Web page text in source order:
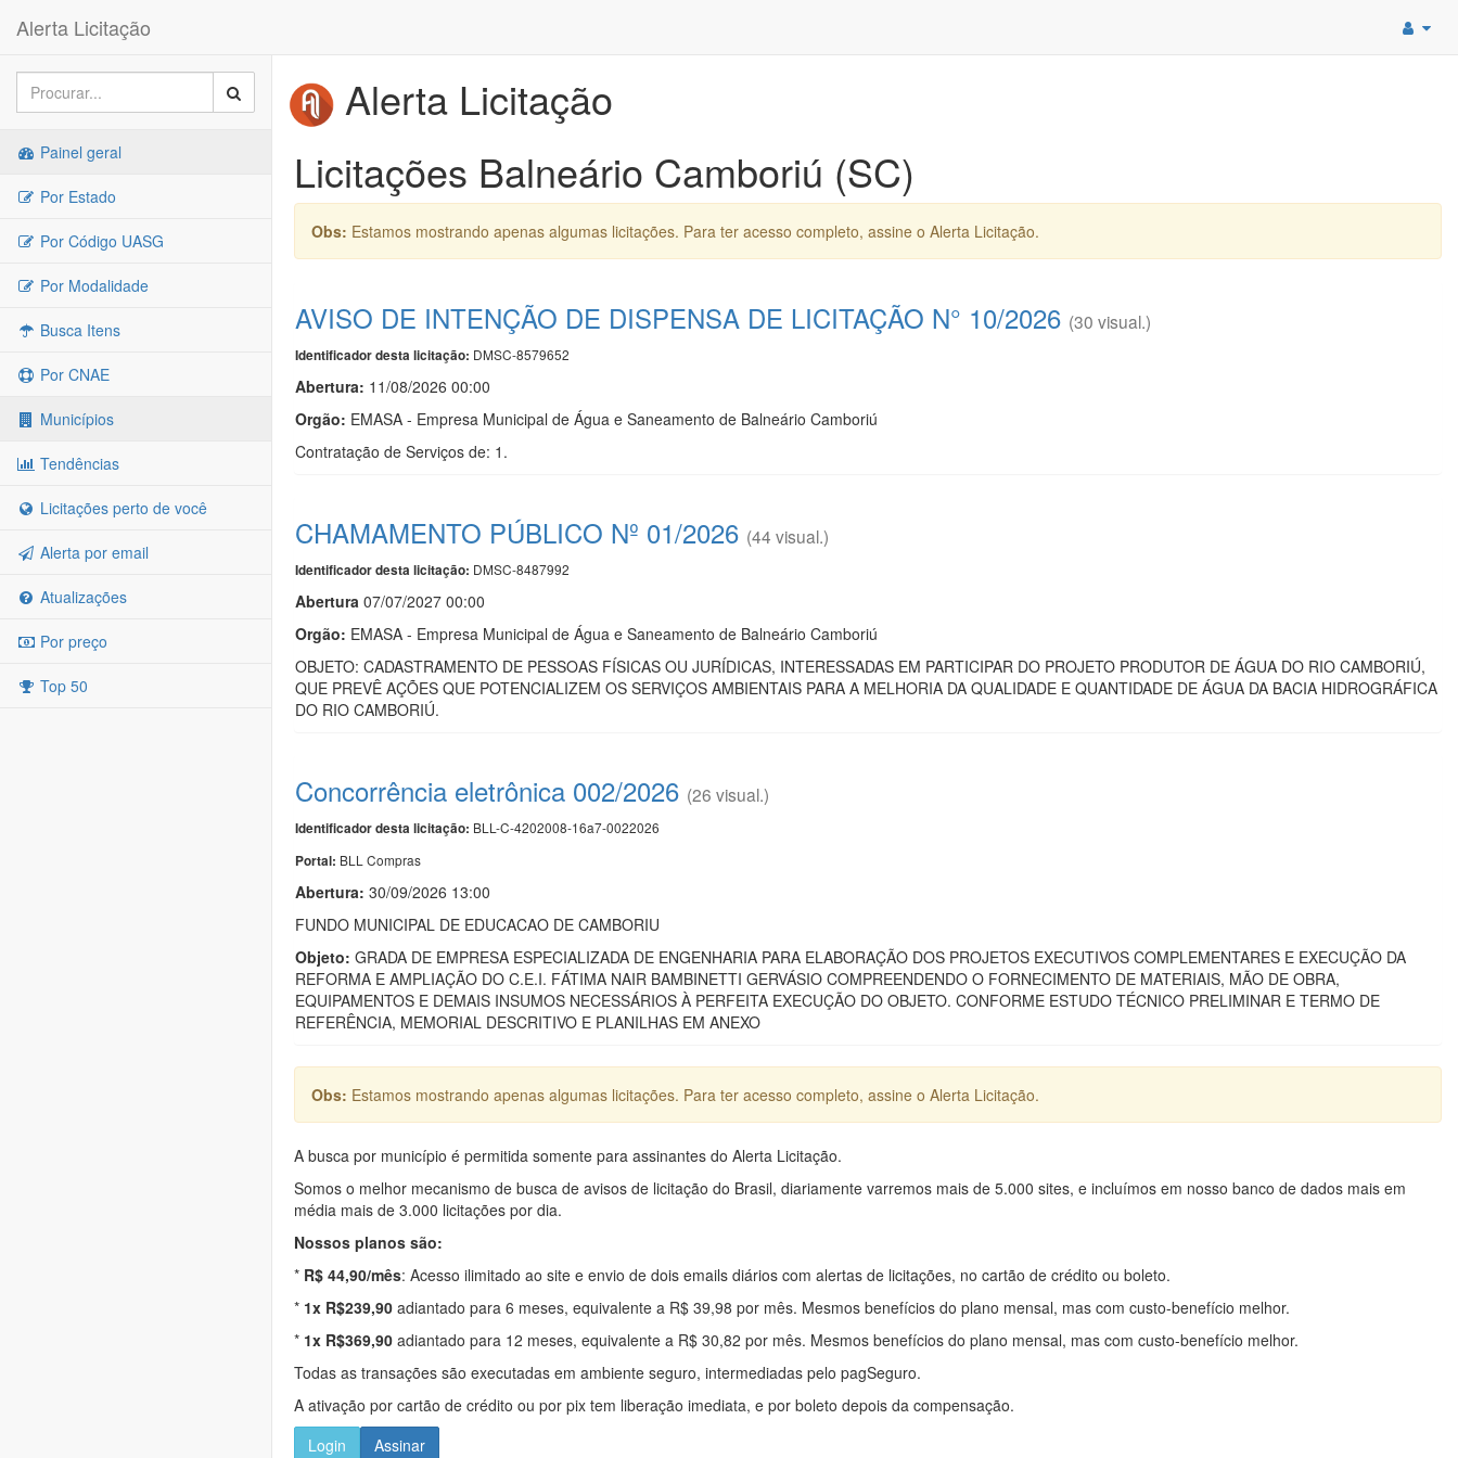
Alerta Licitação
Painel geral
Por Estado
Por Código UASG
Por Modalidade
Busca Itens
Por CNAE
Municípios
Tendências
Licitações perto de você
Alerta por email
Atualizações
Por preço
Top 50
Alerta Licitação
Licitações Balneário Camboriú (SC)
Obs: Estamos mostrando apenas algumas licitações. Para ter acesso completo, assine o Alerta Licitação.
AVISO DE INTENÇÃO DE DISPENSA DE LICITAÇÃO N° 10/2026 (30 visual.)
Identificador desta licitação: DMSC-8579652
Abertura: 11/08/2026 00:00
Orgão: EMASA - Empresa Municipal de Água e Saneamento de Balneário Camboriú
Contratação de Serviços de: 1.
CHAMAMENTO PÚBLICO Nº 01/2026 (44 visual.)
Identificador desta licitação: DMSC-8487992
Abertura 07/07/2027 00:00
Orgão: EMASA - Empresa Municipal de Água e Saneamento de Balneário Camboriú
OBJETO: CADASTRAMENTO DE PESSOAS FÍSICAS OU JURÍDICAS, INTERESSADAS EM PARTICIPAR DO PROJETO PRODUTOR DE ÁGUA DO RIO CAMBORIÚ,
QUE PREVÊ AÇÕES QUE POTENCIALIZEM OS SERVIÇOS AMBIENTAIS PARA A MELHORIA DA QUALIDADE E QUANTIDADE DE ÁGUA DA BACIA HIDROGRÁFICA
DO RIO CAMBORIÚ.
Concorrência eletrônica 002/2026 (26 visual.)
Identificador desta licitação: BLL-C-4202008-16a7-0022026
Portal: BLL Compras
Abertura: 30/09/2026 13:00
FUNDO MUNICIPAL DE EDUCACAO DE CAMBORIU
Objeto: GRADA DE EMPRESA ESPECIALIZADA DE ENGENHARIA PARA ELABORAÇÃO DOS PROJETOS EXECUTIVOS COMPLEMENTARES E EXECUÇÃO DA
REFORMA E AMPLIAÇÃO DO C.E.I. FÁTIMA NAIR BAMBINETTI GERVÁSIO COMPREENDENDO O FORNECIMENTO DE MATERIAIS, MÃO DE OBRA,
EQUIPAMENTOS E DEMAIS INSUMOS NECESSÁRIOS À PERFEITA EXECUÇÃO DO OBJETO. CONFORME ESTUDO TÉCNICO PRELIMINAR E TERMO DE
REFERÊNCIA, MEMORIAL DESCRITIVO E PLANILHAS EM ANEXO
Obs: Estamos mostrando apenas algumas licitações. Para ter acesso completo, assine o Alerta Licitação.
A busca por município é permitida somente para assinantes do Alerta Licitação.
Somos o melhor mecanismo de busca de avisos de licitação do Brasil, diariamente varremos mais de 5.000 sites, e incluímos em nosso banco de dados mais em
média mais de 3.000 licitações por dia.
Nossos planos são:
* R$ 44,90/mês: Acesso ilimitado ao site e envio de dois emails diários com alertas de licitações, no cartão de crédito ou boleto.
* 1x R$239,90 adiantado para 6 meses, equivalente a R$ 39,98 por mês. Mesmos benefícios do plano mensal, mas com custo-benefício melhor.
* 1x R$369,90 adiantado para 12 meses, equivalente a R$ 30,82 por mês. Mesmos benefícios do plano mensal, mas com custo-benefício melhor.
Todas as transações são executadas em ambiente seguro, intermediadas pelo pagSeguro.
A ativação por cartão de crédito ou por pix tem liberação imediata, e por boleto depois da compensação.
Login
Assinar